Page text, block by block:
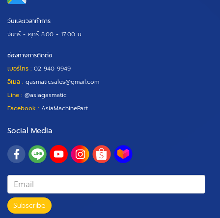
วันและเวลาทำการ
จันทร์ - ศุกร์ 8.00 - 17.00 น.
ช่องทางการติดต่อ
เบอร์โทร : 02 940 9949
อีเมล : gasmaticsales@gmail.com
Line : @asiagasmatic
Facebook : AsiaMachinePart
Social Media
Subscribe